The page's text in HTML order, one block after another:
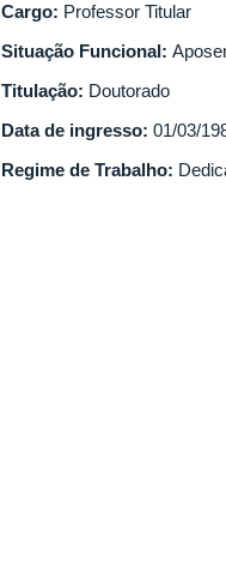
Cargo: Professor Titular
Situação Funcional:
Titulação: Doutorado
Data de ingresso: 01/03/
Regime de Trabalho: